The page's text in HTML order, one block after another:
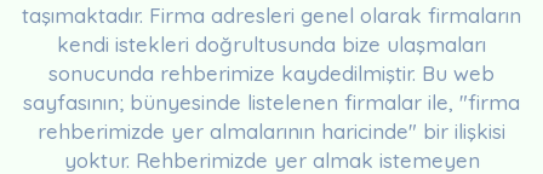
taşımaktadır. Firma adresleri genel olarak firmaların
kendi istekleri doğrultusunda bize ulaşmaları
sonucunda rehberimize kaydedilmiştir. Bu web
sayfasının; bünyesinde listelenen firmalar ile, "firma
rehberimizde yer almalarının haricinde" bir ilişkisi
yoktur. Rehberimizde yer almak istemeyen